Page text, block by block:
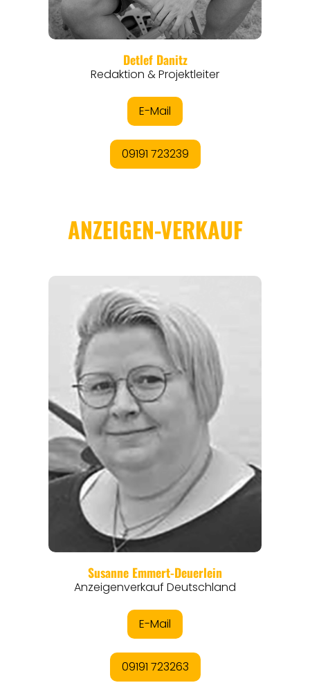
REGIONEN
ORTE
EVENTS
THEMEN
ANGEBOTE